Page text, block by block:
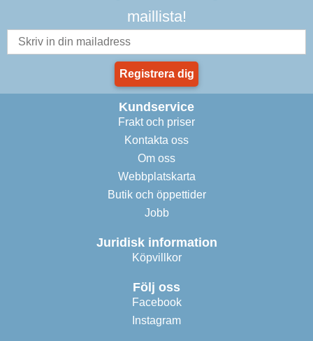
maillista!
Registrera dig
Kundservice
Frakt och priser
Kontakta oss
Om oss
Webbplatskarta
Butik och öppettider
Jobb
Juridisk information
Köpvillkor
Följ oss
Facebook
Instagram